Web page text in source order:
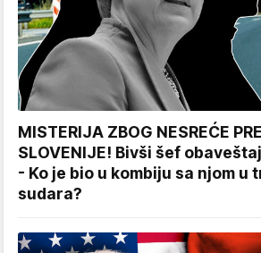
MISTERIJA ZBOG NESREĆE
SLOVENIJE! Bivši šef
- Ko je bio u kombiju sa njom u
sudara?